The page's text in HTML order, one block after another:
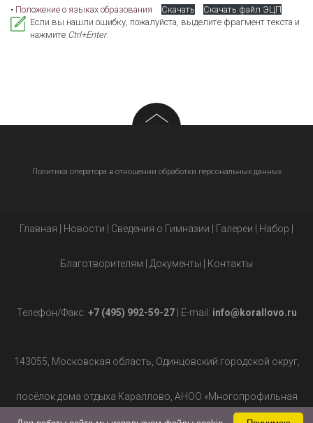
• Положение о языках образования Скачать
Скачать файл ЭЦП
Если вы нашли ошибку, пожалуйста, выделите фрагмент текста и
нажмите Ctrl+Enter.
Политика оператора в отношении обработки персональных данных
Главная | Новости | Сведения о Гимназии | Галереи | Набор |
Благотворителям | Документы | Контакты
Телефон/Факс: +7 (495) 992-59-27| E-mail: info@korallovo.ru
143055, Московская область, Одинцовский городской округ,
посёлок дома отдыха Караллово, АНОО «Многопрофильная